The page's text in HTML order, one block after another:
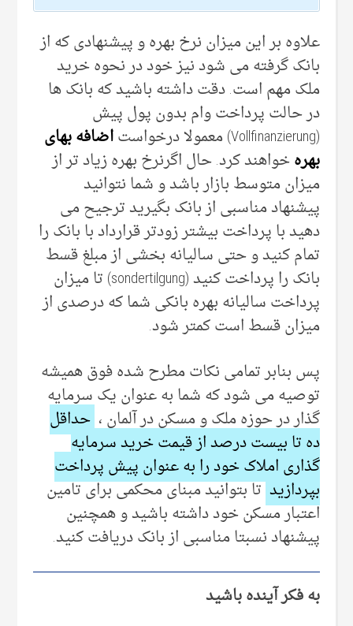
علاوه بر این میزان نرخ بهره و پیشنهادی که از
بانک گرفته می شود نیز خود در نحوه خرید
ملک مهم است. دقت داشته باشید که بانک ها
در حالت پرداخت وام بدون پول پیش
(Vollfinanzierung) معمولا درخواست
اضافه بهای
بهرهخواهند کرد. حال اگرنرخ بهره زیاد تر از
میزان متوسط بازار باشد و شما نتوانید
پیشنهاد مناسبی از بانک بگیرید ترجیح می
دهید با پرداخت بیشتر زودتر قرارداد با بانک را
تمام کنید و حتی سالیانه بخشی از مبلغ قسط
بانک را پرداخت کنید (sondertilgung) تا میزان
پرداخت سالیانه بهره بانکی شما که درصدی از
میزان قسط است کمتر شود.
پس بنابر تمامی نکات مطرح شده فوق همیشه
توصیه می شود که شما به عنوان یک سرمایه
گذار در حوزه ملک و مسکن در آلمان ، حداقل
ده تا بیست درصد از قیمت خرید سرمایه
گذاری املاک خود را به عنوان پیش پرداخت
بپردازیدتا بتوانید مبنای محکمی برای تامین
اعتبار مسکن خود داشته باشید و همچنین
پیشنهاد نسبتا مناسبی از بانک دریافت کنید.
به فکر آینده باشید